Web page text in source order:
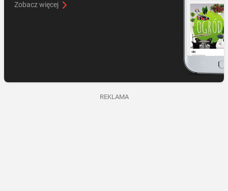
Zobacz więcej
REKLAMA